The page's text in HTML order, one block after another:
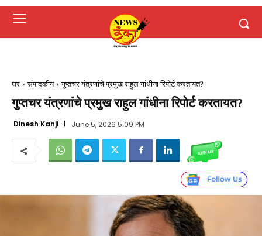
घर संपादकीय गुप्तचर यंत्रणांचे प्रमुख राहुल गांधीना रिपोर्ट करतायत?
गुप्तचर यंत्रणांचे प्रमुख राहुल गांधीना रिपोर्ट करतायत?
Dinesh Kanji June 5, 2026 5:09 PM